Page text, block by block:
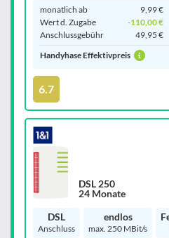
monatlich ab
9,99 €
Wert d. Zugabe
-110,00 €
Anschluss­gebühr
49,95 €
Handyhase Effektivpreis
6.7
DSL 250
24 Monate
DSL
Anschluss
endlos
max. 250 MBit/s